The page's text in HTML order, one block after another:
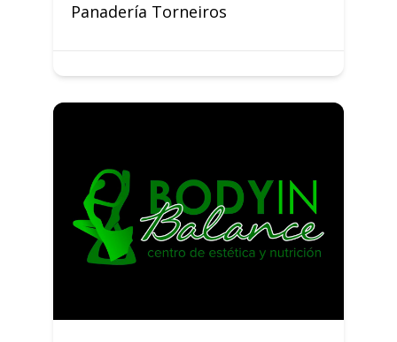
Panadería Torneiros